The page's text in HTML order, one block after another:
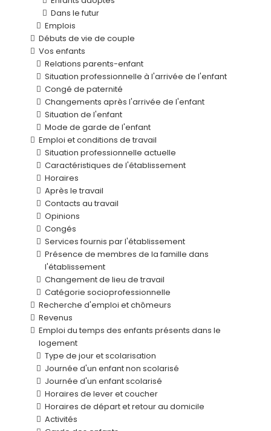
Dans le futur
Emplois
Débuts de vie de couple
Vos enfants
Relations parents-enfant
Situation professionnelle à l'arrivée de l'enfant
Congé de paternité
Changements après l'arrivée de l'enfant
Situation de l'enfant
Mode de garde de l'enfant
Emploi et conditions de travail
Situation professionnelle actuelle
Caractéristiques de l'établissement
Horaires
Après le travail
Contacts au travail
Opinions
Congés
Services fournis par l'établissement
Présence de membres de la famille dans
l'établissement
Changement de lieu de travail
Catégorie socioprofessionnelle
Recherche d'emploi et chômeurs
Revenus
Emploi du temps des enfants présents dans le
logement
Type de jour et scolarisation
Journée d'un enfant non scolarisé
Journée d'un enfant scolarisé
Horaires de lever et coucher
Horaires de départ et retour au domicile
Activités